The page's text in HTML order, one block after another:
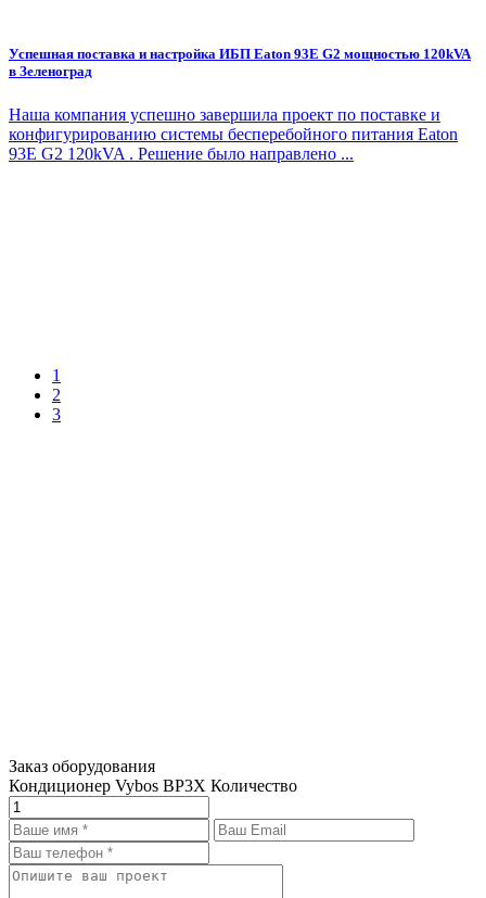
Успешная поставка и настройка ИБП Eaton 93E G2 мощностью 120kVA
в Зеленоград
Наша компания успешно завершила проект по поставке и
конфигурированию системы бесперебойного питания Eaton
93E G2 120kVA . Решение было направлено ...
1
2
3
Заказ оборудования
Кондиционер Vybos ВР3X Количество